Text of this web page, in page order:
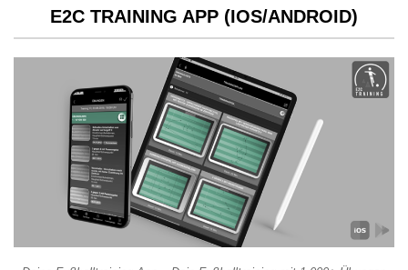
E2C TRAINING APP (IOS/ANDROID)